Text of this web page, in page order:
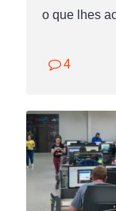
o que lhes
4